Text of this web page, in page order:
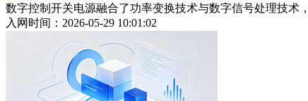
数字控制开关电源融合了功率变换技术与数字信号处理技术
入网时间：2026-05-29 10:01:02